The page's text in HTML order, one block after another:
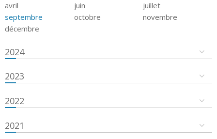
avril
juin
juillet
septembre
octobre
novembre
décembre
2024
2023
2022
2021